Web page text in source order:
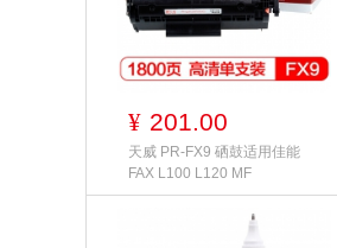
¥ 201.00
天威 PR-FX9 硒鼓适用佳能
FAX L100 L120 MF